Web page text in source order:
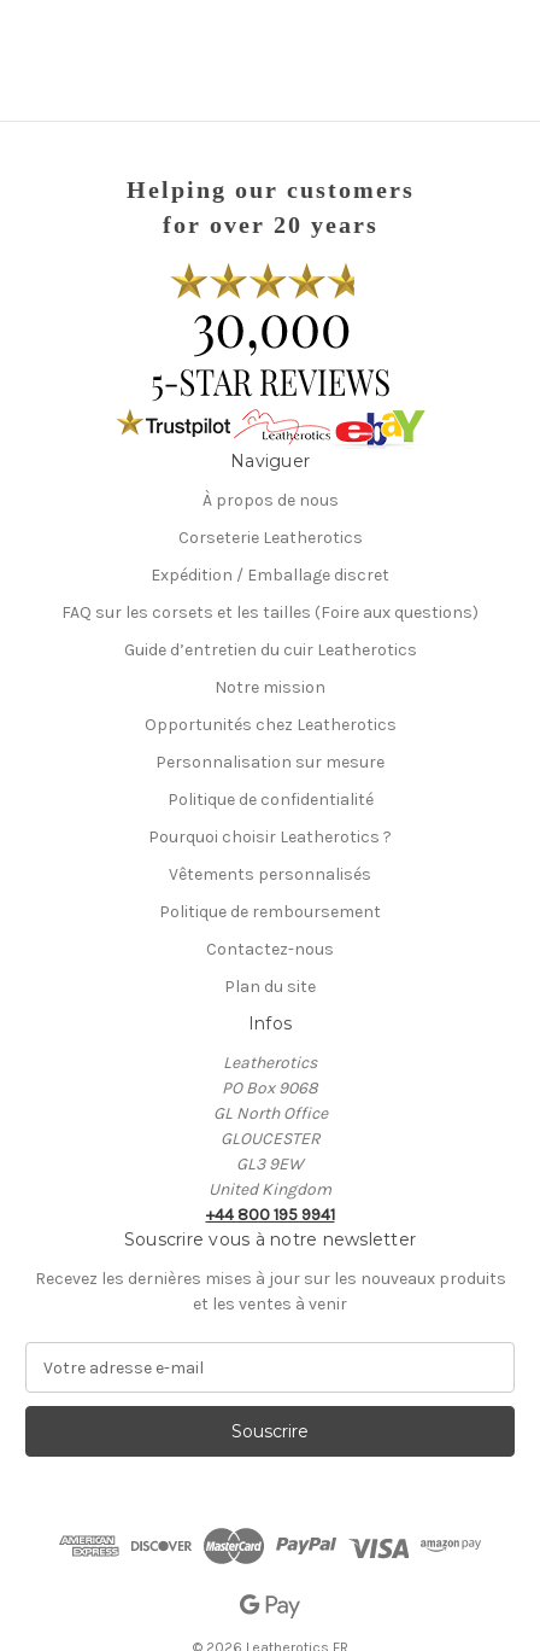
Helping our customers
for over 20 years
Naviguer
À propos de nous
Corseterie Leatherotics
Expédition / Emballage discret
FAQ sur les corsets et les tailles (Foire aux questions)
Guide d’entretien du cuir Leatherotics
Notre mission
Opportunités chez Leatherotics
Personnalisation sur mesure
Politique de confidentialité
Pourquoi choisir Leatherotics ?
Vêtements personnalisés
Politique de remboursement
Contactez-nous
Plan du site
Infos
Leatherotics
PO Box 9068
GL North Office
GLOUCESTER
GL3 9EW
United Kingdom
+44 800 195 9941
Souscrire vous à notre newsletter
Recevez les dernières mises à jour sur les nouveaux produits
et les ventes à venir
r
s
© 2026 Leatherotics FR